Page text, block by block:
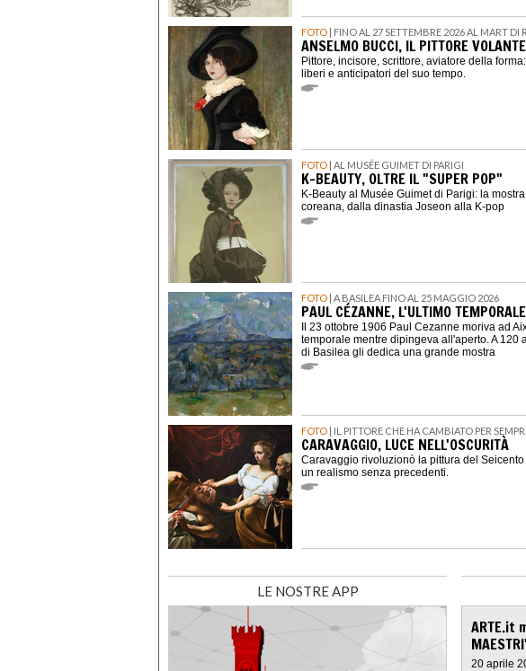
FOTO | FINO AL 27 SETTEMBRE 2026 AL MART DI
ANSELMO BUCCI, IL PITTORE VOLANTE
Pittore, incisore, scrittore, aviatore della
liberi e anticipatori del suo tempo.
FOTO | AL MUSÉE GUIMET DI PARIGI
K-BEAUTY, OLTRE IL "SUPER POP"
K-Beauty al Musée Guimet di Parigi: la
coreana, dalla dinastia Joseon alla K-pop
FOTO | A BASILEA FINO AL 25 MAGGIO 2026
PAUL CÉZANNE, L'ULTIMO TEMPORALE
Il 23 ottobre 1906 Paul Cezanne moriva ad
temporale mentre dipingeva all'aperto. A 120
di Basilea gli dedica una grande mostra
FOTO | IL PITTORE CHE HA CAMBIATO PER
CARAVAGGIO, LUCE NELL'OSCURITÀ
Caravaggio rivoluzionò la pittura del
un realismo senza precedenti.
LE NOSTRE APP
ARTE.it
20 aprile